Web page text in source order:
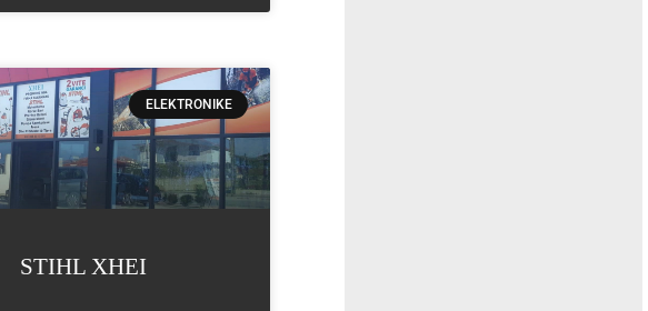
ELEKTRONIKE
STIHL XHEI